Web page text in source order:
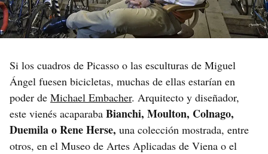
Si los cuadros de Picasso o las esculturas de Miguel
Ángel fuesen bicicletas, muchas de ellas estarían en
poder de Michael Embacher. Arquitecto y diseñador,
este vienés acaparaba Bianchi, Moulton, Colnago,
Duemila o Rene Herse, una colección mostrada, entre
otros, en el Museo de Artes Aplicadas de Viena o el